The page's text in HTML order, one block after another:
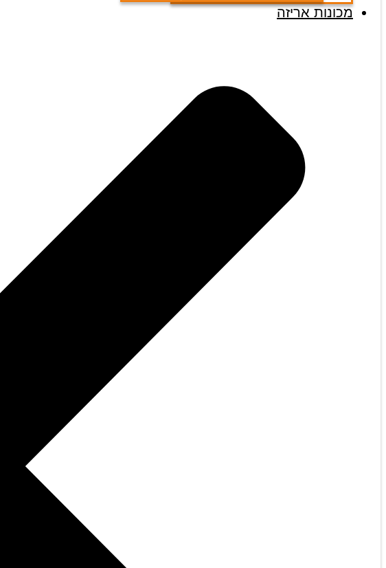
מכונות אריזה